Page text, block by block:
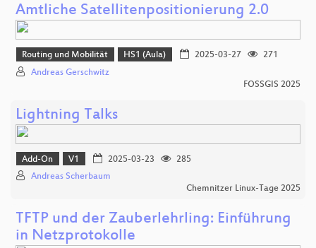
Amtliche Satellitenpositionierung 2.0
Routing und Mobilität HS1 (Aula) 2025-03-27
271
Andreas Gerschwitz
FOSSGIS 2025
Lightning Talks
Add-On V1 2025-03-23
285
Andreas Scherbaum
Chemnitzer Linux-Tage 2025
TFTP und der Zauberlehrling: Einführung
in Netzprotokolle